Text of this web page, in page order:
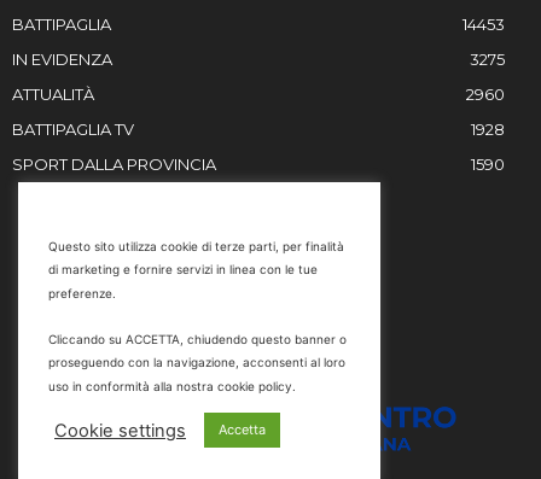
BATTIPAGLIA
14453
IN EVIDENZA
3275
ATTUALITÀ
2960
BATTIPAGLIA TV
1928
SPORT DALLA PROVINCIA
1590
Email
marketing@battipaglia1929.it
carminegaldi@virgilio.it
Questo sito utilizza cookie di terze parti, per finalità
di marketing e fornire servizi in linea con le tue
preferenze.
Cliccando su ACCETTA, chiudendo questo banner o
proseguendo con la navigazione, acconsenti al loro
uso in conformità alla nostra cookie policy.
Cookie settings Accetta